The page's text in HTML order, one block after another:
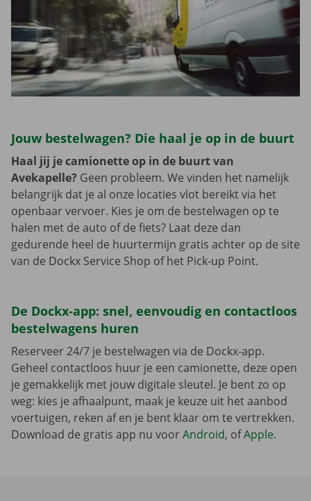
Jouw bestelwagen? Die haal je op in de buurt
Haal jij je camionette op in de buurt van
Avekapelle? Geen probleem. We vinden het namelijk
belangrijk dat je al onze locaties vlot bereikt via het
openbaar vervoer. Kies je om de bestelwagen op te
halen met de auto of de fiets? Laat deze dan
gedurende heel de huurtermijn gratis achter op de site
van de Dockx Service Shop of het Pick-up Point.
De Dockx-app: snel, eenvoudig en contactloos
bestelwagens huren
Reserveer 24/7 je bestelwagen via de Dockx-app.
Geheel contactloos huur je een camionette, deze open
je gemakkelijk met jouw digitale sleutel. Je bent zo op
weg: kies je afhaalpunt, maak je keuze uit het aanbod
voertuigen, reken af en je bent klaar om te vertrekken.
Download de gratis app nu voorAndroid, ofApple.